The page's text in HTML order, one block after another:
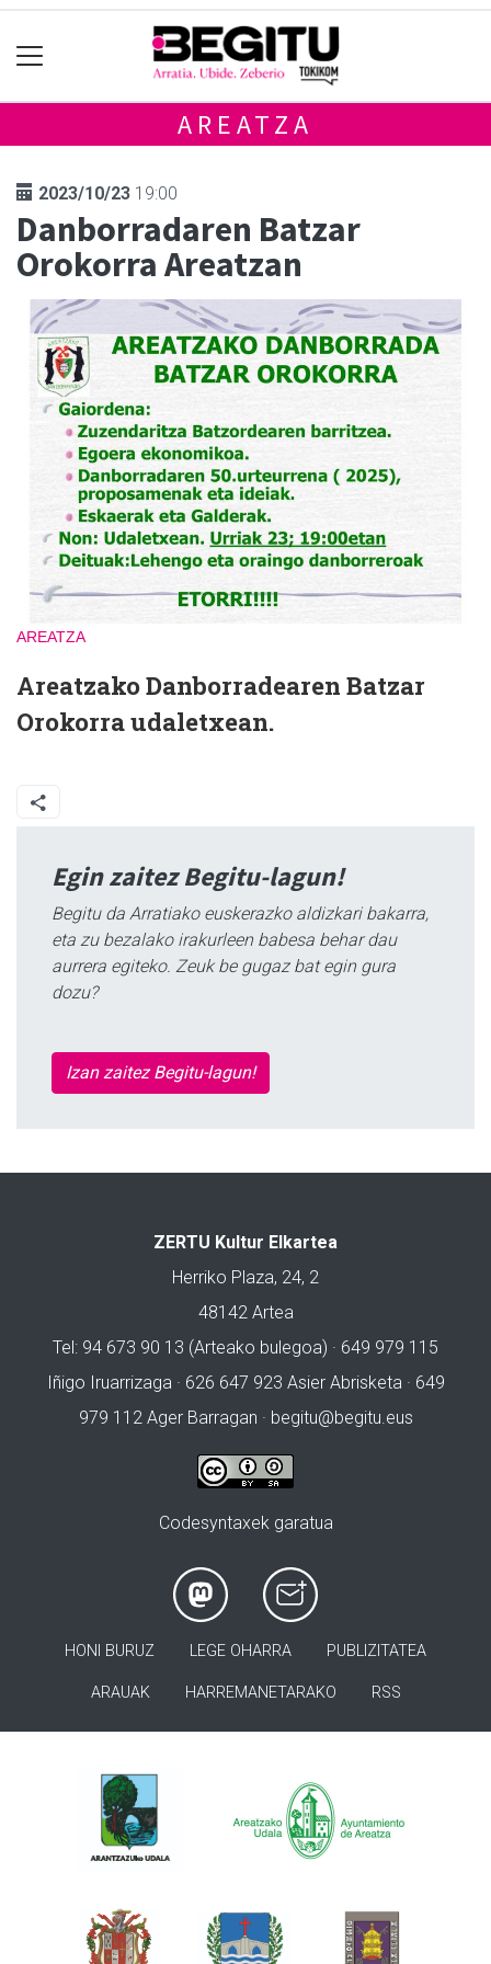
AREATZA
2023/10/23 19:00
Danborradaren Batzar
Orokorra Areatzan
AREATZA
Areatzako Danborradearen Batzar
Orokorra udaletxean.
Egin zaitez Begitu-lagun!
Begitu da Arratiako euskerazko aldizkari bakarra,
eta zu bezalako irakurleen babesa behar dau
aurrera egiteko. Zeuk be gugaz bat egin gura
dozu?
Izan zaitez Begitu-lagun!
ZERTU Kultur Elkartea
Herriko Plaza, 24, 2
48142 Artea
Tel: 94 673 90 13 (Arteako bulegoa) · 649 979 115
Iñigo Iruarrizaga · 626 647 923 Asier Abrisketa · 649
979 112 Ager Barragan · begitu@begitu.eus
Codesyntaxek garatua
HONI BURUZ LEGE OHARRA PUBLIZITATEA
ARAUAK HARREMANETARAKO RSS